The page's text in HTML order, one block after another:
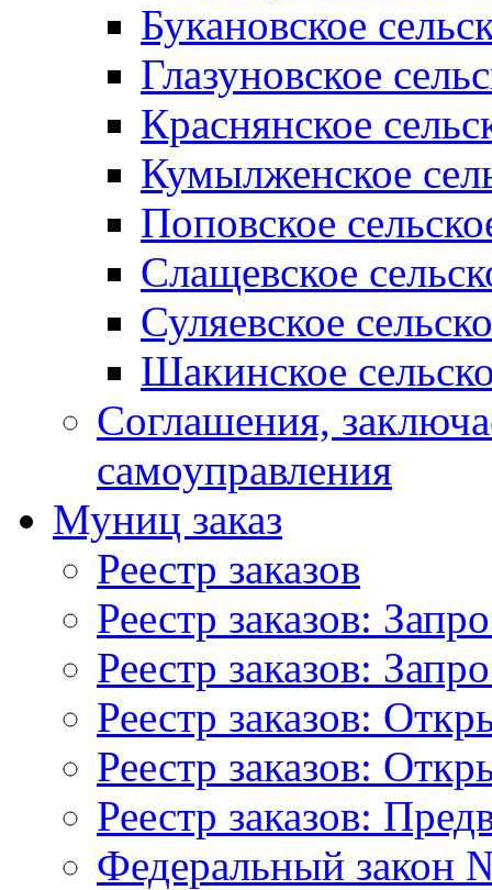
Букановское
Глазуновское
Краснянское
Кумылженское
Поповское
Слащевское
Суляевское
Шакинское
Соглашения,
самоуправления
Муниц заказ
Реестр заказов
Реестр заказов:
Реестр заказов:
Реестр заказов:
Реестр заказов:
Реестр заказов:
Федеральный закон